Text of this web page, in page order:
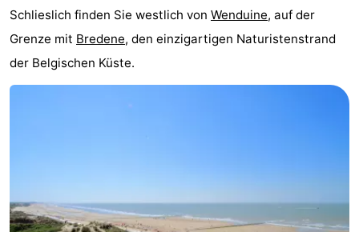
Schlieslich finden Sie westlich von Wenduine, auf der
Grenze mit Bredene, den einzigartigen Naturistenstrand
der Belgischen Küste.